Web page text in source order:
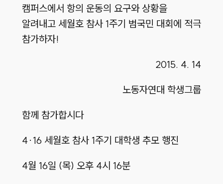
캠퍼스에서 항의 운동의 요구와 상황을
알려내고 세월호 참사 1주기 범국민 대회에 적극
참가하자!
2015. 4. 14
노동자연대 학생그룹
함께 참가합시다
4·16 세월호 참사 1주기 대학생 추모 행진
4월 16일 (목) 오후 4시 16분